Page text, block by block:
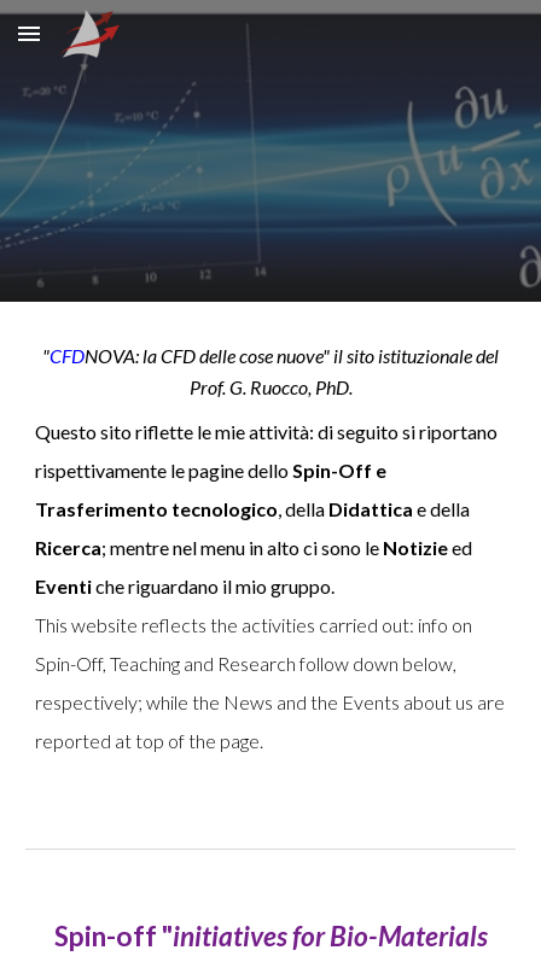
Skip to main content
"CFDNOVA: la CFD delle cose nuove" il sito istituzionale del
Prof. G. Ruocco, PhD.
Questo sito riflette le mie attività: di seguito si riportano
rispettivamente lepagine delloSpin-Off e
Trasferimento tecnologico, della Didattica e della
Ricerca; mentre nel menu in alto ci sono le Notizieed
Eventiche riguardano il mio gruppo.
This website reflects the activities carried out: info on
Spin-Off, Teaching and Research follow down below,
respectively; while the News and the Events about us are
reported at top of the page.
Spin-off "initiatives for Bio-Materials